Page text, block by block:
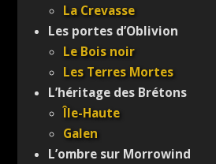
La Crevasse
Les portes d’Oblivion
Le Bois noir
Les Terres Mortes
L’héritage des Brétons
Île-Haute
Galen
L’ombre sur Morrowind